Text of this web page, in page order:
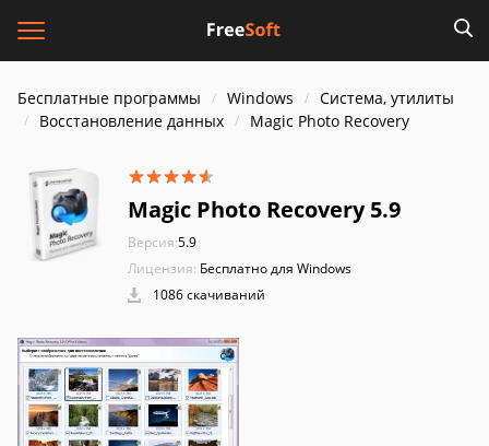
Бесплатные программы Windows
Система, утилиты
Восстановление данных
Magic Photo Recovery
Magic Photo Recovery 5.9
Версия:5.9
Лицензия: Бесплатно для Windows
1086 скачиваний